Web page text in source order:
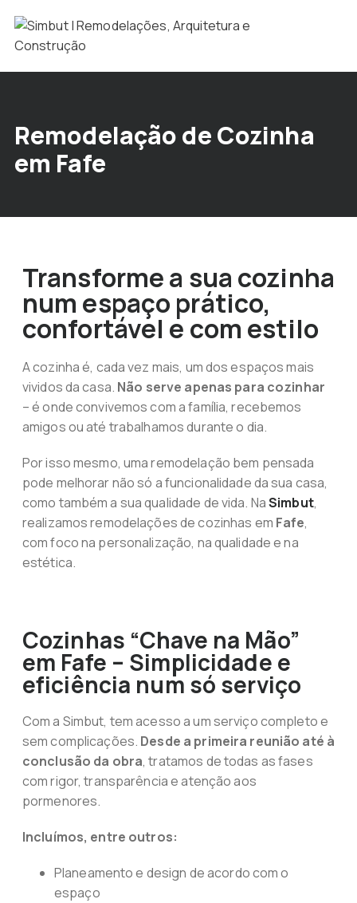
Remodelação de Cozinha
em Fafe
Transforme a sua cozinha
num espaço prático,
confortável e com estilo
A cozinha é, cada vez mais, um dos espaços mais
vividos da casa. Não serve apenas para cozinhar
– é onde convivemos com a família, recebemos
amigos ou até trabalhamos durante o dia.
Por isso mesmo, uma remodelação bem pensada
pode melhorar não só a funcionalidade da sua casa,
como também a sua qualidade de vida. NaSimbut,
realizamos remodelações de cozinhas em Fafe,
com foco na personalização, na qualidade e na
estética.
Cozinhas “Chave na Mão”
em Fafe – Simplicidade e
eficiência num só serviço
Com a Simbut, tem acesso a um serviço completo e
sem complicações. Desde a primeira reunião até à
conclusão da obra, tratamos de todas as fases
com rigor, transparência e atenção aos
pormenores.
Incluímos, entre outros:
Planeamento e design de acordo com o
espaço